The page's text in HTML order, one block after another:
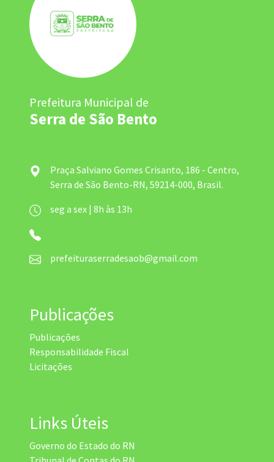
Prefeitura Municipal de
Serra de São Bento
Praça Salviano Gomes Crisanto, 186 - Centro,
Serra de São Bento-RN, 59214-000, Brasil.
seg a sex | 8h às 13h
prefeituraserradesaob@gmail.com
Publicações
Publicações
Responsabilidade Fiscal
Licitações
Links Úteis
Governo do Estado do RN